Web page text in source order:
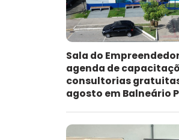
Sala do
agenda de
consultorias
agosto em Balneário